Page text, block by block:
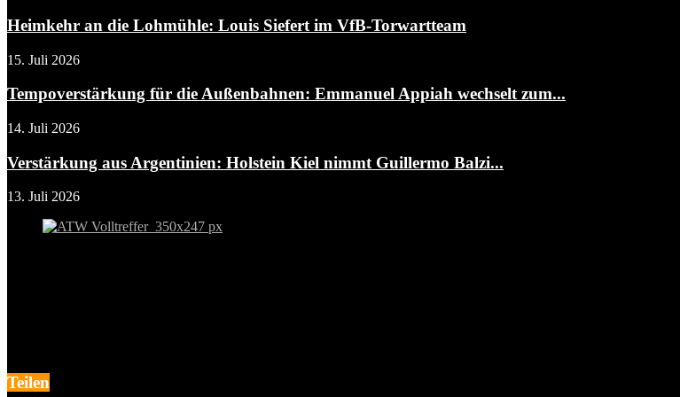
Heimkehr an die Lohmühle: Louis Siefert im VfB-Torwartteam
15. Juli 2026
Tempoverstärkung für die Außenbahnen: Emmanuel Appiah wechselt zum...
14. Juli 2026
Verstärkung aus Argentinien: Holstein Kiel nimmt Guillermo Balzi...
13. Juli 2026
Teilen